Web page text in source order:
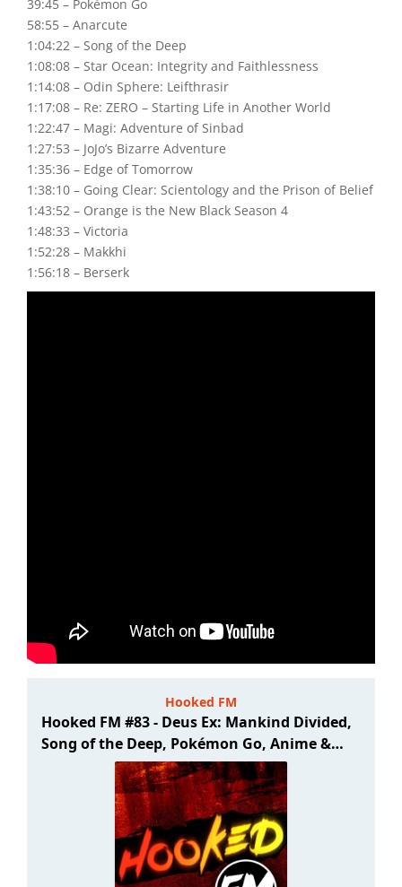
39:45 – Pokémon Go
58:55 – Anarcute
1:04:22 – Song of the Deep
1:08:08 – Star Ocean: Integrity and Faithlessness
1:14:08 – Odin Sphere: Leifthrasir
1:17:08 – Re: ZERO – Starting Life in Another World
1:22:47 – Magi: Adventure of Sinbad
1:27:53 – JoJo’s Bizarre Adventure
1:35:36 – Edge of Tomorrow
1:38:10 – Going Clear: Scientology and the Prison of Belief
1:43:52 – Orange is the New Black Season 4
1:48:33 – Victoria
1:52:28 – Makkhi
1:56:18 – Berserk